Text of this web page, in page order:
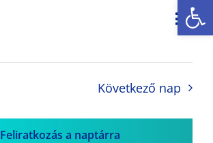
Nap
Következő nap
Feliratkozás a naptárra